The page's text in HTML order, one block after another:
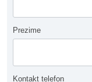
Prezime
Kontakt telefon